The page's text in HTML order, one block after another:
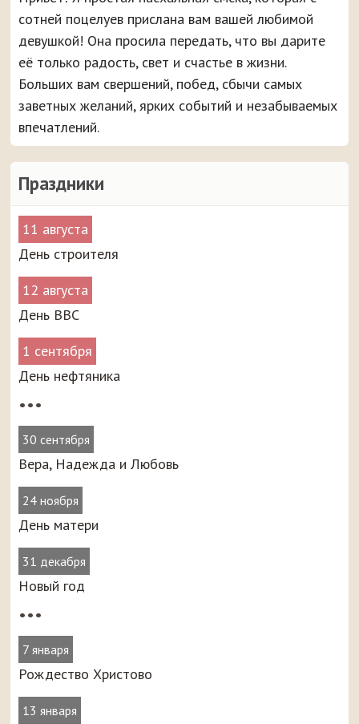
Праздники
11 августа
День строителя
12 августа
День ВВС
1 сентября
День нефтяника
•••
30 сентября
Вера, Надежда и Любовь
24 ноября
День матери
31 декабря
Новый год
•••
7 января
Рождество Христово
13 января
сотней поцелуев прислана вам вашей любимой
девушкой! Она просила передать, что вы дарите
её только радость, свет и счастье в жизни.
Больших вам свершений, побед, сбычи самых
заветных желаний, ярких событий и незабываемых
впечатлений.